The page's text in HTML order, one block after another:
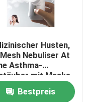
Husten,
Nebuliser At
Asthma-
mit Maske
Bestpreis